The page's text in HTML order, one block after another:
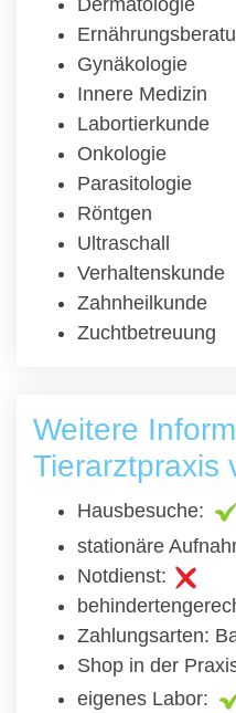
Dermatologie
Gynäkologie
Innere Medizin
Labortierkunde
Onkologie
Parasitologie
Röntgen
Ultraschall
Verhaltenskunde
Zahnheilkunde
Zuchtbetreuung
Weitere
Tierarztpraxis
Hausbesuche:
stationäre
Notdienst:
Zahlungsarten:
Shop in der
eigenes Labor: